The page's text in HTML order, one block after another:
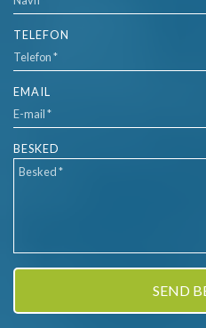
TELEFON
EMAIL
BESKED